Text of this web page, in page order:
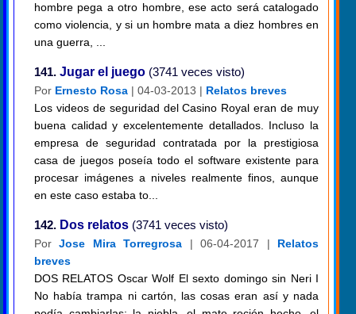
hombre pega a otro hombre, ese acto será catalogado
como violencia, y si un hombre mata a diez hombres en
una guerra, ...
141. Jugar el juego (3741 veces visto)
Por Ernesto Rosa | 04-03-2013 | Relatos breves
Los videos de seguridad del Casino Royal eran de muy
buena calidad y excelentemente detallados. Incluso la
empresa de seguridad contratada por la prestigiosa
casa de juegos poseía todo el software existente para
procesar imágenes a niveles realmente finos, aunque
en este caso estaba to...
142. Dos relatos (3741 veces visto)
PorJose Mira Torregrosa | 06-04-2017 | Relatos
breves
DOS RELATOS Oscar Wolf El sexto domingo sin Neri I
No había trampa ni cartón, las cosas eran así y nada